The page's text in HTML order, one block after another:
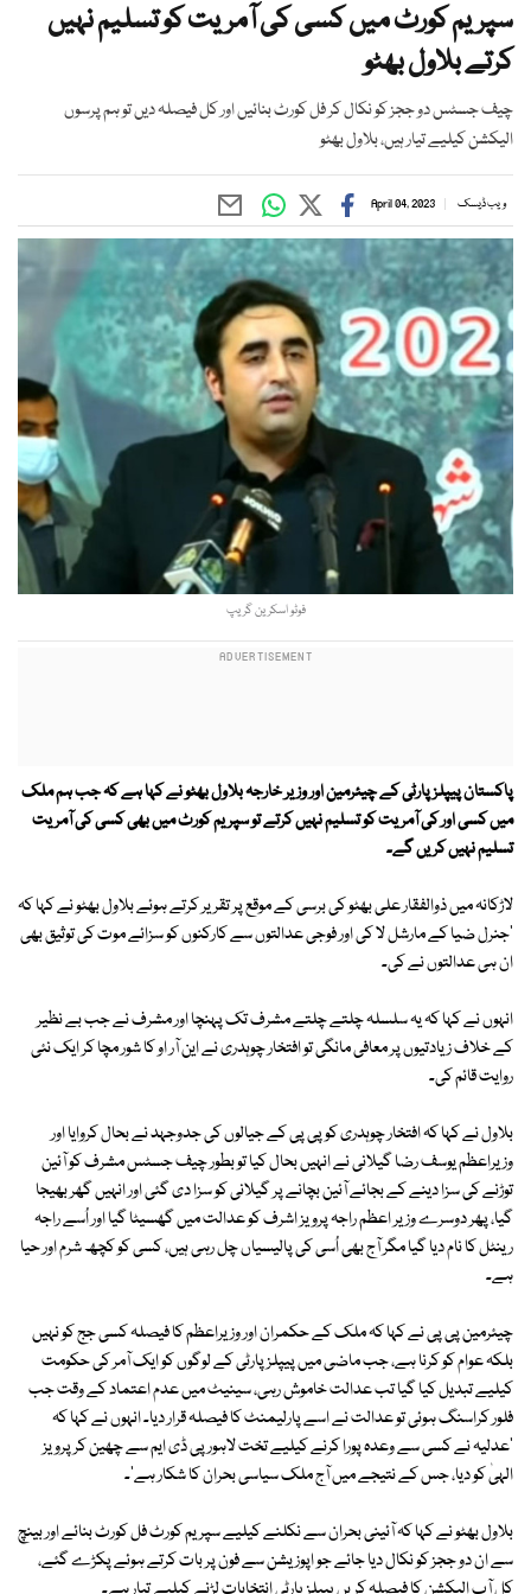
سپریم کورٹ میں کسی کی آمریت کو تسلیم نہیں
کرتے بلاول بھٹو
چیف جسٹس دو ججز کو نکال کر فل کورٹ بنائیں اور کل فیصلہ دیں تو ہم پرسوں
الیکشن کیلیے تیار ہیں، بلاول بھٹو
ویب ڈیسک April 04, 2023
فوٹو اسکرین گریپ
پاکستان پیپلزپارٹی کے چیئرمین اور وزیر خارجہ بلاول بھٹو نے کہا ہے کہ جب ہم ملک
میں کسی اور کی آمریت کو تسلیم نہیں کرتے تو سپریم کورٹ میں بھی کسی کی آمریت
تسلیم نہیں کریں گے۔
لاڑکانہ میں ذوالفقار علی بھٹو کی برسی کے موقع پر تقریر کرتے ہوئے بلاول بھٹو نے کہا کہ
'جنرل ضیا کے مارشل لا کی اور فوجی عدالتوں سے کارکنوں کو سزائے موت کی توثیق بھی
ان ہی عدالتوں نے کی۔
انہوں نے کہا کہ یہ سلسلہ چلتے چلتے مشرف تک پہنچا اور مشرف نے جب بے نظیر
کے خلاف زیادتیوں پر معافی مانگی تو افتخار چوہدری نے این آر او کا شور مچا کر ایک نئی
روایت قائم کی۔
بلاول نے کہا کہ افتخار چوہدری کو پی پی کے جیالوں کی جدوجہد نے بحال کروایا اور
وزیراعظم یوسف رضا گیلانی نے انہیں بحال کیا تو بطور چیف جسٹس مشرف کو آئین
توڑنے کی سزا دینے کے بجائے آئین بچانے پر گیلانی کو سزا دی گئی اور انہیں گھر بھیجا
گیا، پھر دوسرے وزیر اعظم راجہ پرویز اشرف کو عدالت میں گھسیٹا گیا اور اُسے راجہ
رینٹل کا نام دیا گیا مگر آج بھی اُسی کی پالیسیاں چل رہی ہیں، کسی کو کچھ شرم اور حیا
ہے۔
چیئرمین پی پی نے کہا کہ ملک کے حکمران اور وزیراعظم کا فیصلہ کسی جج کو نہیں
بلکہ عوام کو کرنا ہے، جب ماضی میں پیپلزپارٹی کے لوگوں کو ایک آمر کی حکومت
کیلیے تبدیل کیا گیا تب عدالت خاموش رہی، سینیٹ میں عدم اعتماد کے وقت جب
فلور کراسنگ ہوئی تو عدالت نے اسے پارلیمنٹ کا فیصلہ قرار دیا۔ انہوں نے کہا کہ
'عدلیہ نے کسی سے وعدہ پورا کرنے کیلیے تخت لاہور پی ڈی ایم سے چھین کر پرویز
الہیٰ کو دیا، جس کے نتیجے میں آج ملک سیاسی بحران کا شکار ہے'۔
بلاول بھٹو نے کہا کہ آئینی بحران سے نکلنے کیلیے سپریم کورٹ فل کورٹ بنائے اور بینچ
سے ان دو ججز کو نکال دیا جائے جو اپوزیشن سے فون پر بات کرتے ہوئے پکڑے گئے،